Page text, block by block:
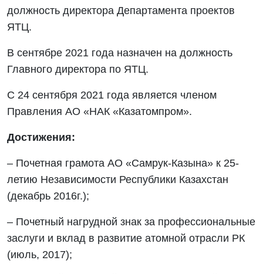
должность директора Департамента проектов
ЯТЦ.
В сентябре 2021 года назначен на должность
Главного директора по ЯТЦ.
С 24 сентября 2021 года является членом
Правления АО «НАК «Казатомпром».
Достижения:
– Почетная грамота АО «Самрук-Казына» к 25-
летию Независимости Республики Казахстан
(декабрь 2016г.);
– Почетный нагрудной знак за профессиональные
заслуги и вклад в развитие атомной отрасли РК
(июль, 2017);